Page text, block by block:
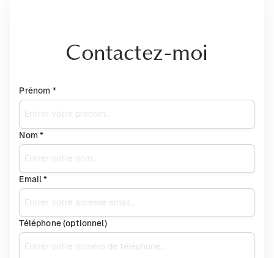
Contactez-moi
Prénom *
Nom *
Email *
Téléphone (optionnel)